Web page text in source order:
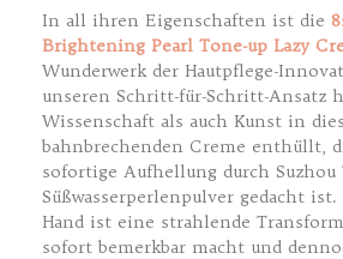
In all ihren Eigenschaften ist die
Brightening Pearl Tone-up Lazy
Wunderwerk der Hautpflege-
unseren Schritt-für-Schritt-Ansatz
Wissenschaft als auch Kunst in
bahnbrechenden Creme enthüllt,
sofortige Aufhellung durch Suzhou
Süßwasserperlenpulver gedacht
Hand ist eine strahlende
sofort bemerkbar macht und